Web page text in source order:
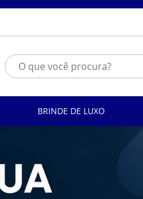
BRINDE DE LUXO